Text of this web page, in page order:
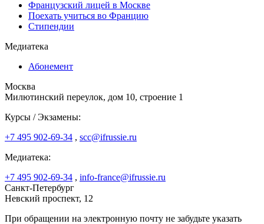
Французский лицей в Москве
Поехать учиться во Францию
Стипендии
Медиатека
Абонемент
Москва
Милютинский переулок, дом 10, строение 1
Курсы / Экзамены:
+7 495 902-69-34 , scc@ifrussie.ru
Медиатека:
+7 495 902-69-34 , info-france@ifrussie.ru
Санкт-Петербург
Невский проспект, 12
При обращении на электронную почту не забудьте указать